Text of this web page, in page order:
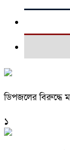
ডিপজলের বিরুদ্ধে
১